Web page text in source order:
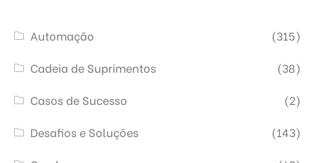
Automação
(315)
Cadeia de Suprimentos
(38)
Casos de Sucesso
(2)
Desafios e Soluções
(143)